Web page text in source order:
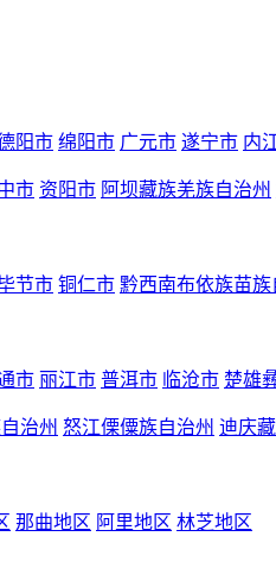
阳市 绵阳市 广元市 遂宁市 内
市 资阳市 阿坝藏族羌族自治州
节市 铜仁市 黔西南布依族苗族
市 丽江市 普洱市 临沧市 楚雄
治州 怒江傈僳族自治州 迪庆
那曲地区 阿里地区 林芝地区